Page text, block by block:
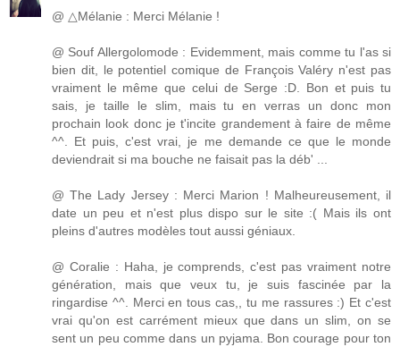
@ △Mélanie : Merci Mélanie !
@ Souf Allergolomode : Evidemment, mais comme tu l'as si
bien dit, le potentiel comique de François Valéry n'est pas
vraiment le même que celui de Serge :D. Bon et puis tu
sais, je taille le slim, mais tu en verras un donc mon
prochain look donc je t'incite grandement à faire de même
^^. Et puis, c'est vrai, je me demande ce que le monde
deviendrait si ma bouche ne faisait pas la déb' ...
@ The Lady Jersey : Merci Marion ! Malheureusement, il
date un peu et n'est plus dispo sur le site :( Mais ils ont
pleins d'autres modèles tout aussi géniaux.
@ Coralie : Haha, je comprends, c'est pas vraiment notre
génération, mais que veux tu, je suis fascinée par la
ringardise ^^. Merci en tous cas,, tu me rassures :) Et c'est
vrai qu'on est carrément mieux que dans un slim, on se
sent un peu comme dans un pyjama. Bon courage pour ton